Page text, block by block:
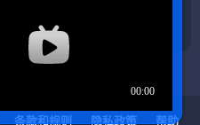
条款和规则 隐私政策
帮助